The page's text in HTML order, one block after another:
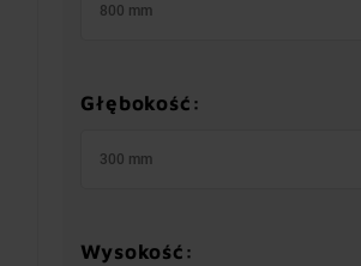
800 mm
Głębokość:
300 mm
Wysokość: